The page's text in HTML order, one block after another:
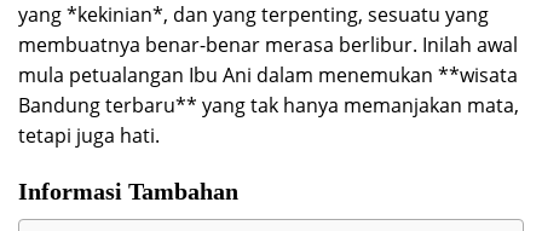
yang *kekinian*, dan yang terpenting, sesuatu yang
membuatnya benar-benar merasa berlibur. Inilah awal
mula petualangan Ibu Ani dalam menemukan **wisata
Bandung terbaru** yang tak hanya memanjakan mata,
tetapi juga hati.
Informasi Tambahan